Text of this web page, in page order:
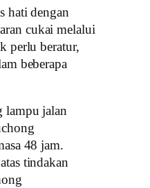
hati dengan
cukai melalui
perlu beratur,
beberapa
lampu jalan
48 jam.
tindakan